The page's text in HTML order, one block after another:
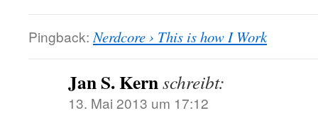
Pingback: Nerdcore › This is how I Work
Jan S. Kernschreibt:
13. Mai 2013 um 17:12